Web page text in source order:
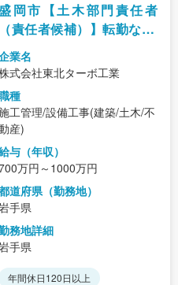
岡市【土木部門責任者
責任者候補）】転勤なし/
ループ5社事業拡大中
業名
式会社東北ターボ工業
種
工管理/設備工事(建築/土木/不
産)
与（年収）
万円～1000万円
道府県（勤務地）
手県
務地詳細
手県
年間休日120日以上